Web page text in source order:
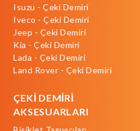
Isuzu - Çeki Demiri
Iveco - Çeki Demiri
Jeep - Çeki Demiri
Kia - Çeki Demiri
Lada - Çeki Demiri
Land Rover - Çeki Demiri
ÇEKİ DEMİRİ
AKSESUARLARI